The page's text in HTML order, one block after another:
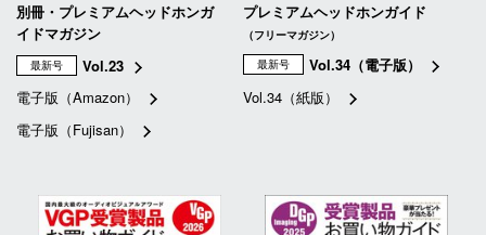
別冊・プレミアムヘッドホンガ
イドマガジン
最新号
Vol.23
電子版（Amazon）
電子版（Fujisan）
プレミアムヘッドホンガイド
（フリーマガジン）
最新号
Vol.34（電子版）
Vol.34（紙版）